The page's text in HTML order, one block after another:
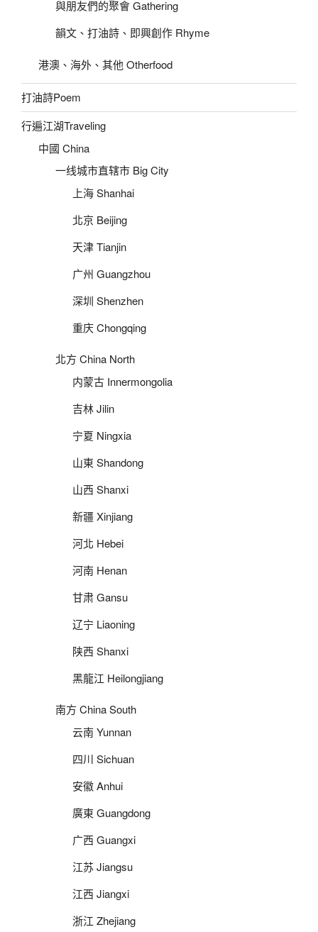
與朋友們的聚會 Gathering
韻文、打油詩、即興創作 Rhyme
港澳、海外、其他 Otherfood
打油詩Poem
行遍江湖Traveling
中國 China
一线城市直辖市 Big City
上海 Shanhai
北京 Beijing
天津 Tianjin
广州 Guangzhou
深圳 Shenzhen
重庆 Chongqing
北方 China North
内蒙古 Innermongolia
吉林 Jilin
宁夏 Ningxia
山東 Shandong
山西 Shanxi
新疆 Xinjiang
河北 Hebei
河南 Henan
甘肃 Gansu
辽宁 Liaoning
陕西 Shanxi
黑龍江 Heilongjiang
南方 China South
云南 Yunnan
四川 Sichuan
安徽 Anhui
廣東 Guangdong
广西 Guangxi
江苏 Jiangsu
江西 Jiangxi
浙江 Zhejiang